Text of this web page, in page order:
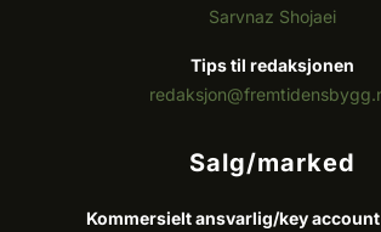
Sarvnaz Shojaei
Tips til redaksjonen
Salg/marked
Kommersielt ansvarlig/key